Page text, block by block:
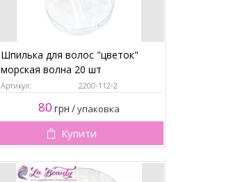
Шпилька для волос "цветок"
морская волна 20 шт
Артикул: 2200-112-2
80 грн /упаковка
Купити